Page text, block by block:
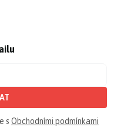
s Obchodními podmínkami